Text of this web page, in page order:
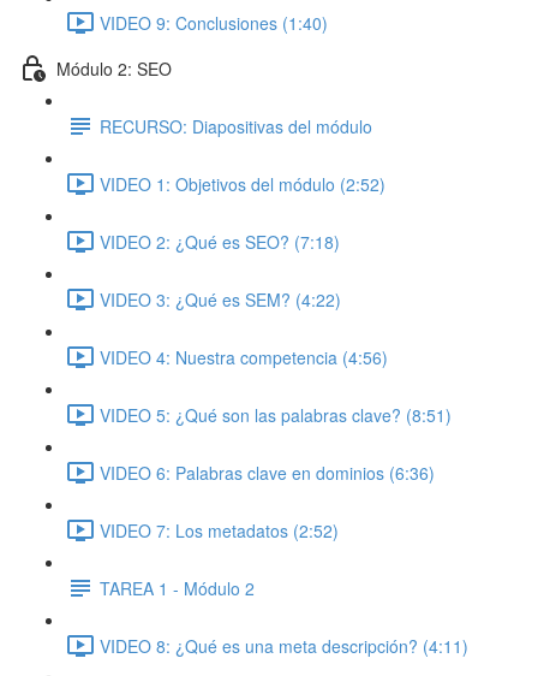
VIDEO 9: Conclusiones (1:40)
Módulo 2: SEO
RECURSO: Diapositivas del módulo
VIDEO 1: Objetivos del módulo (2:52)
VIDEO 2: ¿Qué es SEO? (7:18)
VIDEO 3: ¿Qué es SEM? (4:22)
VIDEO 4: Nuestra competencia (4:56)
VIDEO 5: ¿Qué son las palabras clave? (8:51)
VIDEO 6: Palabras clave en dominios (6:36)
VIDEO 7: Los metadatos (2:52)
TAREA 1 - Módulo 2
VIDEO 8: ¿Qué es una meta descripción? (4:11)